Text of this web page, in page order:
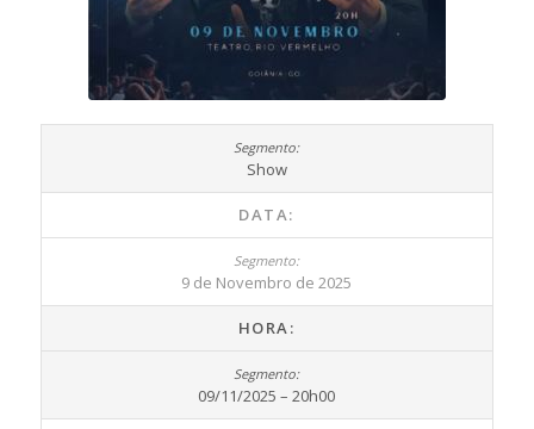
Show
DATA:
9 de Novembro de 2025
HORA:
09/11/2025 – 20h00